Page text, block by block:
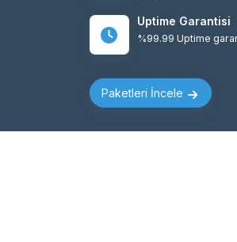
Uptime Garantisi
%99.99 Uptime
Paketleri İncele